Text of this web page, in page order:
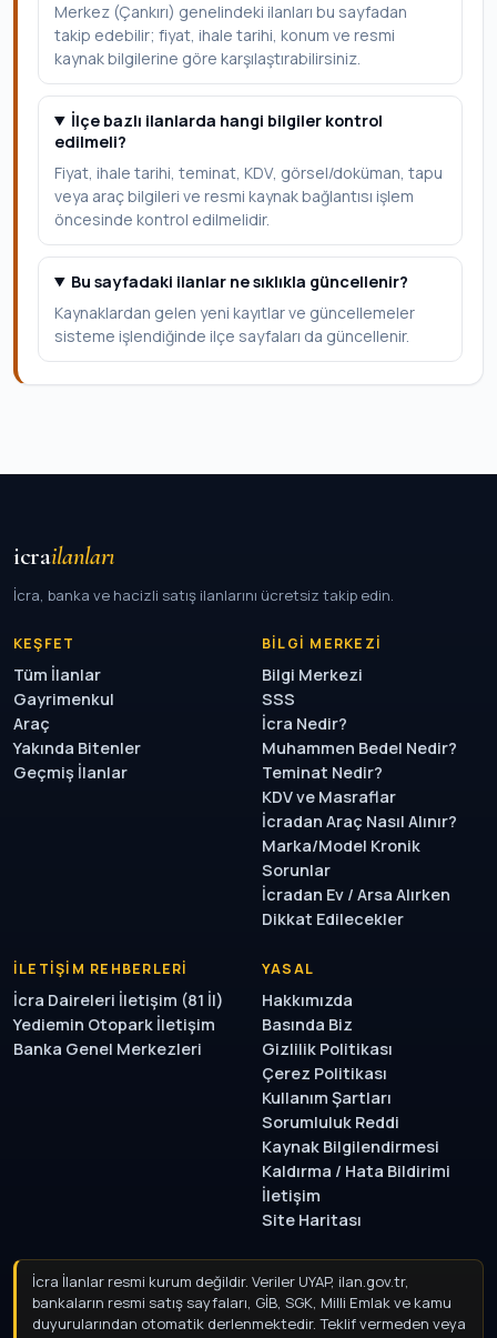
Merkez (Çankırı) genelindeki ilanları bu sayfadan
takip edebilir; fiyat, ihale tarihi, konum ve resmi
kaynak bilgilerine göre karşılaştırabilirsiniz.
İlçe bazlı ilanlarda hangi bilgiler kontrol
edilmeli?
Fiyat, ihale tarihi, teminat, KDV, görsel/doküman, tapu
veya araç bilgileri ve resmi kaynak bağlantısı işlem
öncesinde kontrol edilmelidir.
Bu sayfadaki ilanlar ne sıklıkla güncellenir?
Kaynaklardan gelen yeni kayıtlar ve güncellemeler
sisteme işlendiğinde ilçe sayfaları da güncellenir.
icrailanları
İcra, banka ve hacizli satış ilanlarını ücretsiz takip edin.
KEŞFET
Tüm İlanlar
Gayrimenkul
Araç
Yakında Bitenler
Geçmiş İlanlar
BILGI MERKEZI
Bilgi Merkezi
SSS
İcra Nedir?
Muhammen Bedel Nedir?
Teminat Nedir?
KDV ve Masraflar
İcradan Araç Nasıl Alınır?
Marka/Model Kronik
Sorunlar
İcradan Ev / Arsa Alırken
Dikkat Edilecekler
İLETIŞIM REHBERLERI
İcra Daireleri İletişim (81 İl)
Yediemin Otopark İletişim
Banka Genel Merkezleri
YASAL
Hakkımızda
Basında Biz
Gizlilik Politikası
Çerez Politikası
Kullanım Şartları
Sorumluluk Reddi
Kaynak Bilgilendirmesi
Kaldırma / Hata Bildirimi
İletişim
Site Haritası
İcra İlanlar resmi kurum değildir. Veriler UYAP, ilan.gov.tr,
bankaların resmi satış sayfaları, GİB, SGK, Milli Emlak ve kamu
duyurularından otomatik derlenmektedir. Teklif vermeden